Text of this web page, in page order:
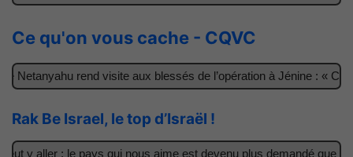
Ce qu'on vous cache - CQVC
rend visite aux blessés de l’opération à Jénine : « Ces
Rak Be Israel, le top d’Israël !
y aller : le pays qui nous aime est devenu plus demandé que